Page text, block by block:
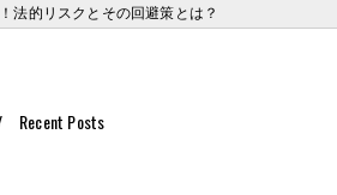
法的リスクとその回避策とは？
Recent Posts